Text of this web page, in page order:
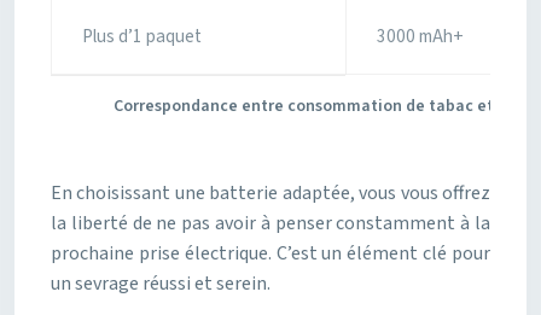
Correspondance entre consommation de tabac et
Plus d’1 paquet 3000 mAh+
En choisissant une batterie adaptée, vous vous offrez
la liberté de ne pas avoir à penser constamment à la
prochaine prise électrique. C’est un élément clé pour
un sevrage réussi et serein.